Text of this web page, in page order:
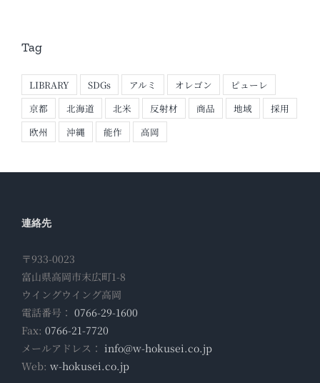
Tag
LIBRARY SDGs アルミ オレゴン
ピューレ
京都
北海道 北米 反射材 商品 地域
採用
欧州
沖縄 能作 高岡
連絡先
〒933-0023
富山県高岡市末広町1-8
ウイングウイング高岡
電話番号： 0766-29-1600
Fax: 0766-21-7720
メールアドレス： info@w-hokusei.co.jp
Web: w-hokusei.co.jp